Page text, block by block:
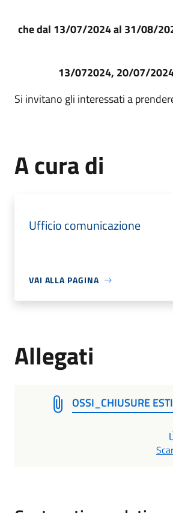
che dal 13/07/2024 al 31/08/
13/072024, 20/07/
Si invitano gli interessati a
A cura di
Ufficio comunicazione
VAI ALLA PAGINA
Allegati
OSSI_CHIUSURE